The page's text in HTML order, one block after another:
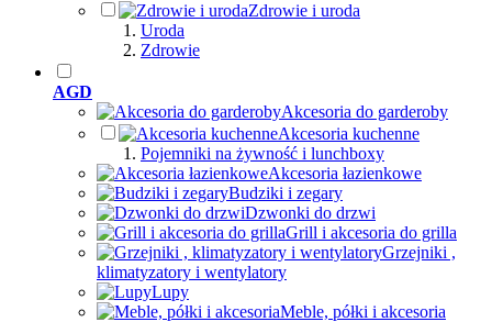
Zdrowie i uroda
Uroda
Zdrowie
AGD
Akcesoria do garderoby
Akcesoria kuchenne
Pojemniki na żywność i lunchboxy
Akcesoria łazienkowe
Budziki i zegary
Dzwonki do drzwi
Grill i akcesoria do grilla
Grzejniki ,
klimatyzatory i wentylatory
Lupy
Meble, półki i akcesoria